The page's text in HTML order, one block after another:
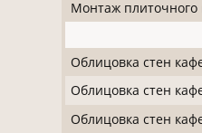
Монтаж плиточного
Облицовка стен
Облицовка стен
Облицовка стен